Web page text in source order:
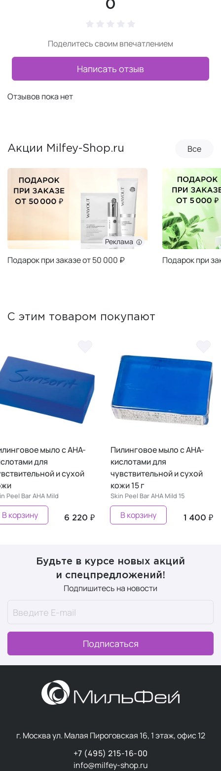
0
Поделитесь своим впечатлением
Написать отзыв
Отзывов пока нет
Акции Milfey-Shop.ru Все
Реклама
Подарок при заказе от 50 000 ₽ Подарок при
С этим товаром покупают
мыло с AHA-
для
и сухой
Peel Bar AHA Mild
6 220 ₽
В корзину
Пилинговое мыло с AHA-
кислотами для
чувствительной и сухой
кожи 15 г
Skin Peel Bar AHA Mild 15
1 400 ₽
В корзину
Будьте в курсе новых акций
и спецпредложений!
Подпишитесь на новости
Подписаться
г. Москва ул. Малая Пироговская 16, 1 этаж, офис 12
+7 (495) 215-16-00
info@milfey-shop.ru